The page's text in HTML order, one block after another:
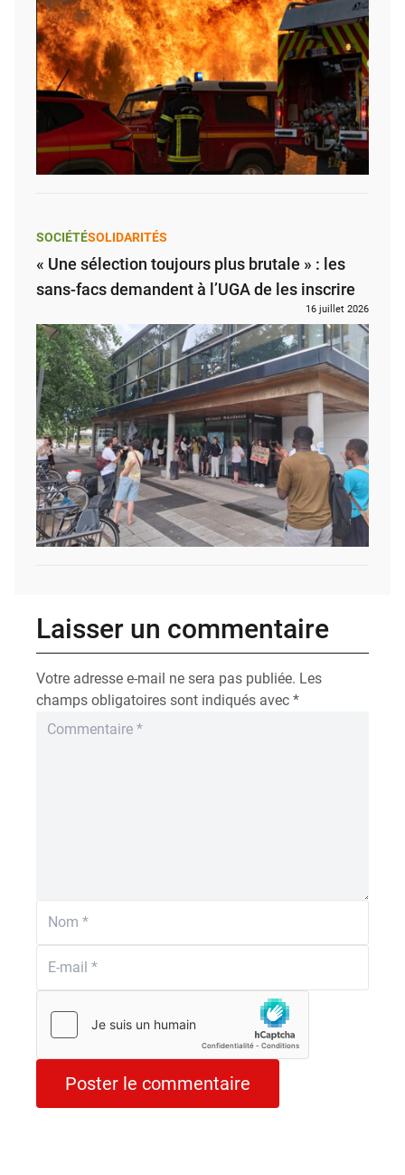
SOCIÉTÉSOLIDARITÉS
« Une sélection toujours plus brutale » : les
sans-facs demandent à l’UGA de les inscrire
16 juillet 2026
Laisser un commentaire
Votre adresse e-mail ne sera pas publiée. Les
champs obligatoires sont indiqués avec *